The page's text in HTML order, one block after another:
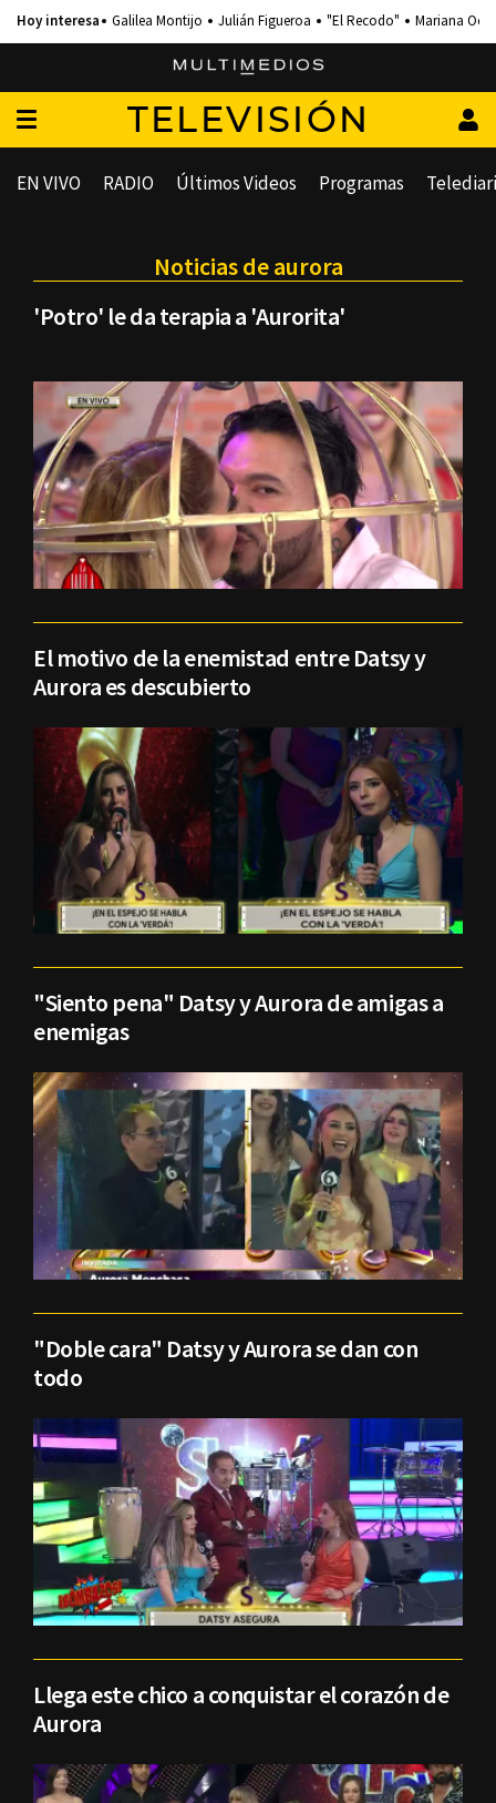
Galilea Montijo Julián Figueroa "El Recodo" Mariana
TELEVISIÓN
EN VIVO RADIO Últimos Videos Programas
Noticias de aurora
'Potro' le da terapia a 'Aurorita'
El motivo de la enemistad entre Datsy y
Aurora es descubierto
"Siento pena" Datsy y Aurora de amigas a
enemigas
"Doble cara" Datsy y Aurora se dan con
todo
Llega este chico a conquistar el corazón de
Aurora